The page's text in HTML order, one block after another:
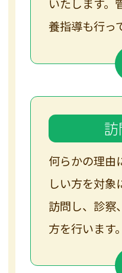
いたします。
養指導も行っ
何らかの理由
しい方を対象
訪問し、診察
方を行います。